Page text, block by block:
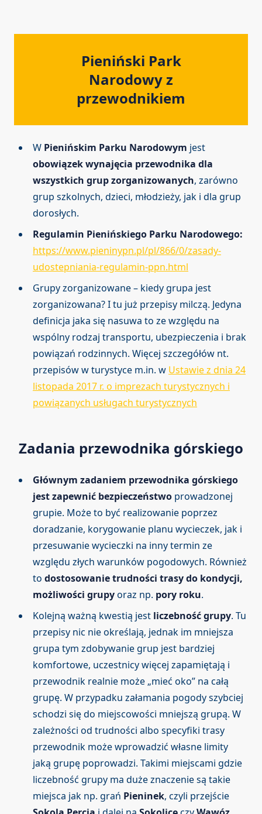
Pieniński Park
Narodowy z
przewodnikiem
W Pienińskim Parku Narodowym jest
obowiązek wynajęcia przewodnika dla
wszystkich grup zorganizowanych, zarówno
grup szkolnych, dzieci, młodzieży, jak i dla grup
dorosłych.
Regulamin Pienińskiego Parku Narodowego:
https://www.pieninypn.pl/pl/866/0/zasady-
udostepniania-regulamin-ppn.html
Grupy zorganizowane – kiedy grupa jest
zorganizowana? I tu już przepisy milczą. Jedyna
definicja jaka się nasuwa to ze względu na
wspólny rodzaj transportu, ubezpieczenia i brak
powiązań rodzinnych. Więcej szczegółów nt.
przepisów w turystyce m.in. w Ustawie z dnia 24
listopada 2017 r. o imprezach turystycznych i
powiązanych usługach turystycznych
Zadania przewodnika górskiego
Głównym zadaniem przewodnika górskiego
jest zapewnić bezpieczeństwo prowadzonej
grupie. Może to być realizowanie poprzez
doradzanie, korygowanie planu wycieczek, jak i
przesuwanie wycieczki na inny termin ze
względu złych warunków pogodowych. Również
to dostosowanie trudności trasy do kondycji,
możliwości grupyoraz np. pory roku.
Kolejną ważną kwestią jest liczebność grupy. Tu
przepisy nic nie określają, jednak im mniejsza
grupa tym zdobywanie grup jest bardziej
komfortowe, uczestnicy więcej zapamiętają i
przewodnik realnie może „mieć oko” na całą
grupę. W przypadku załamania pogody szybciej
schodzi się do miejscowości mniejszą grupą. W
zależności od trudności albo specyfiki trasy
przewodnik może wprowadzić własne limity
jaką grupę poprowadzi. Takimi miejscami gdzie
liczebność grupy ma duże znaczenie są takie
miejsca jak np. grań Pieninek, czyli przejście